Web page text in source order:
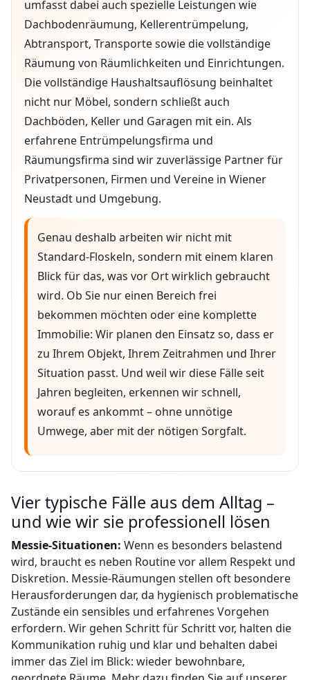
umfasst dabei auch spezielle Leistungen wie
Dachbodenräumung, Kellerentrümpelung,
Abtransport, Transporte sowie die vollständige
Räumung von Räumlichkeiten und Einrichtungen.
Die vollständige Haushaltsauflösung beinhaltet
nicht nur Möbel, sondern schließt auch
Dachböden, Keller und Garagen mit ein. Als
erfahrene Entrümpelungsfirma und
Räumungsfirma sind wir zuverlässige Partner für
Privatpersonen, Firmen und Vereine in Wiener
Neustadt und Umgebung.
Genau deshalb arbeiten wir nicht mit
Standard-Floskeln, sondern mit einem klaren
Blick für das, was vor Ort wirklich gebraucht
wird. Ob Sie nur einen Bereich frei
bekommen möchten oder eine komplette
Immobilie: Wir planen den Einsatz so, dass er
zu Ihrem Objekt, Ihrem Zeitrahmen und Ihrer
Situation passt. Und weil wir diese Fälle seit
Jahren begleiten, erkennen wir schnell,
worauf es ankommt – ohne unnötige
Umwege, aber mit der nötigen Sorgfalt.
Vier typische Fälle aus dem Alltag –
und wie wir sie professionell lösen
Messie-Situationen: Wenn es besonders belastend
wird, braucht es neben Routine vor allem Respekt und
Diskretion. Messie-Räumungen stellen oft besondere
Herausforderungen dar, da hygienisch problematische
Zustände ein sensibles und erfahrenes Vorgehen
erfordern. Wir gehen Schritt für Schritt vor, halten die
Kommunikation ruhig und klar und behalten dabei
immer das Ziel im Blick: wieder bewohnbare,